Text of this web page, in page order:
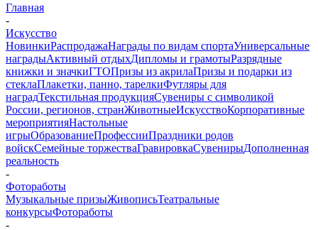
Главная
-
Искусство
НовинкиРаспродажаНаграды по видам спортаУниверсальные
наградыАктивный отдыхДипломы и грамотыРазрядные
книжки и значкиГТОПризы из акрилаПризы и подарки из
стеклаПлакетки, панно, тарелкиФутляры для
наградТекстильная продукцияСувениры с символикой
России, регионов, странЖивотныеИскусствоКорпоративные
мероприятияНастольные
игрыОбразованиеПрофессииПраздники родов
войскСемейные торжестваГравировкаСувенирыДополненная
реальность
-
Фотоработы
Музыкальные призыЖивописьТеатральные
конкурсыФотоработы
-